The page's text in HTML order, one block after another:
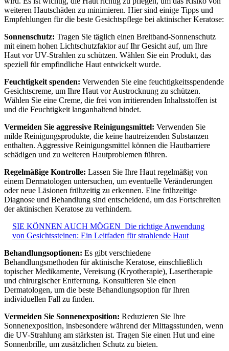
weiteren Hautschäden zu minimieren. Hier sind einige Tipps und
Empfehlungen für die beste Gesichtspflege bei aktinischer Keratose:
Sonnenschutz: Tragen Sie täglich einen Breitband-Sonnenschutz
mit einem hohen Lichtschutzfaktor auf Ihr Gesicht auf, um Ihre
Haut vor UV-Strahlen zu schützen. Wählen Sie ein Produkt, das
speziell für empfindliche Haut entwickelt wurde.
Feuchtigkeit spenden: Verwenden Sie eine feuchtigkeitsspendende
Gesichtscreme, um Ihre Haut vor Austrocknung zu schützen.
Wählen Sie eine Creme, die frei von irritierenden Inhaltsstoffen ist
und die Feuchtigkeit langanhaltend bindet.
Vermeiden Sie aggressive Reinigungsmittel: Verwenden Sie
milde Reinigungsprodukte, die keine hautreizenden Substanzen
enthalten. Aggressive Reinigungsmittel können die Hautbarriere
schädigen und zu weiteren Hautproblemen führen.
Regelmäßige Kontrolle: Lassen Sie Ihre Haut regelmäßig von
einem Dermatologen untersuchen, um eventuelle Veränderungen
oder neue Läsionen frühzeitig zu erkennen. Eine frühzeitige
Diagnose und Behandlung sind entscheidend, um das Fortschreiten
der aktinischen Keratose zu verhindern.
SIE KÖNNEN AUCH MÖGEN Die richtige Anwendung
von Gesichtssteinen: Ein Leitfaden für strahlende Haut
Behandlungsoptionen: Es gibt verschiedene
Behandlungsmethoden für aktinische Keratose, einschließlich
topischer Medikamente, Vereisung (Kryotherapie), Lasertherapie
und chirurgischer Entfernung. Konsultieren Sie einen
Dermatologen, um die beste Behandlungsoption für Ihren
individuellen Fall zu finden.
Vermeiden Sie Sonnenexposition: Reduzieren Sie Ihre
Sonnenexposition, insbesondere während der Mittagsstunden, wenn
die UV-Strahlung am stärksten ist. Tragen Sie einen Hut und eine
Sonnenbrille, um zusätzlichen Schutz zu bieten.